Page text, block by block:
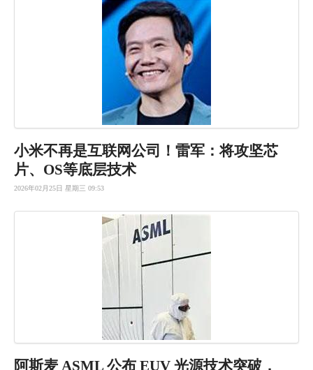
小米不再是互联网公司 ！雷军：将攻坚芯
片、 OS等底层技术
2026年02月25日 星期三 09:53
阿斯麦 ASML 公布 EUV 光源技术突破，